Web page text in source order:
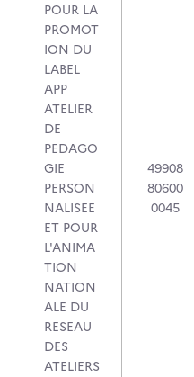
POUR LA
PROMOT
ION DU
LABEL
APP
ATELIER
DE
PEDAGO
GIE
PERSON
NALISEE
ET POUR
L'ANIMA
TION
NATION
ALE DU
RESEAU
DES
ATELIERS
49908
80600
0045